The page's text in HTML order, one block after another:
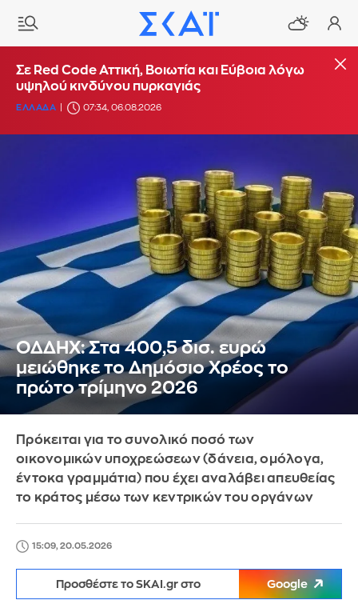
Σε Red Code Αττική, Βοιωτία και Εύβοια λόγω
υψηλού κινδύνου πυρκαγιάς
ΕΛΛΑΔΑ 07:34, 06.08.2026
ΟΔΔΗΧ: Στα 400,5 δισ. ευρώ
μειώθηκε το Δημόσιο Χρέος το
πρώτο τρίμηνο 2026
Πρόκειται για το συνολικό ποσό των
οικονομικών υποχρεώσεων (δάνεια, ομόλογα,
έντοκα γραμμάτια) που έχει αναλάβει απευθείας
το κράτος μέσω των κεντρικών του οργάνων
15:09, 20.05.2026
Προσθέστε το SKAI.gr στο Google